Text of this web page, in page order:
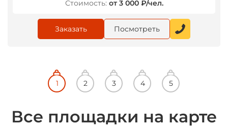
Стоимость: от 3 000 ₽/чел.
Заказать Посмотреть
Все площадки на карте